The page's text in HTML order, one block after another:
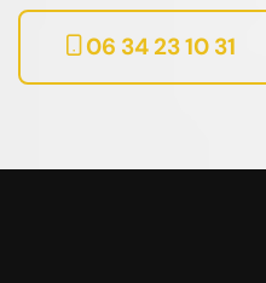
06 34 23 10 31